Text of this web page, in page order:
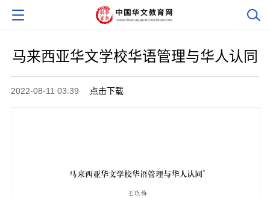
马来西亚华文学校华语管理与华人认同
2022-08-11 03:39 点击下载